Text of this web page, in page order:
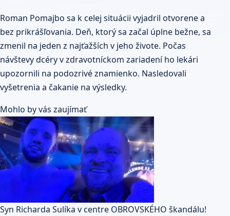
Roman Pomajbo sa k celej situácii vyjadril otvorene a
bez prikrášľovania. Deň, ktorý sa začal úplne bežne, sa
zmenil na jeden z najťažších v jeho živote. Počas
návštevy dcéry v zdravotníckom zariadení ho lekári
upozornili na podozrivé znamienko. Nasledovali
vyšetrenia a čakanie na výsledky.
Mohlo by vás zaujímať
Syn Richarda Sulíka v centre OBROVSKÉHO škandálu!